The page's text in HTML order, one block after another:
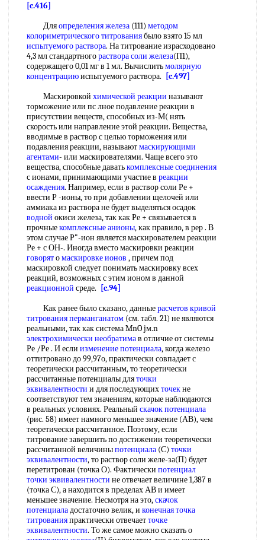
[c.416]
Дляопределения железа (111) методом
колориметрического титрованиябыло взято 15 мл
испытуемого раствора. На титрование израсходовано
4,3 мл стандартногораствора соли железа(П1),
содержащего 0,01 мг в 1 мл. Вычислитьмолярную
концентрациюиспытуемого раствора.
[c.497]
Маскировкой химической реакции называют
торможение или пс лное подавление реакции в
присутствии веществ, способных из-М( нять
скорость или направление этой реакции. Вещества,
вводимые в раствор с целью торможения или
подавления реакции, называютмаскирующими
агентами- или маскирователями. Чаще всего это
вещества, способные даватькомплексные соединения
с ионами, принимающими участие в реакции
осаждения. Например, если в раствор соли Ре +
ввести Р -ионы, то при добавлении щелочей или
аммиака из раствора не будет выделяться осадок
водной окиси железа, так как Ре + связывается в
прочныекомплексные анионы, как правило, в рер . В
этом случае Р"-ион является маскирователем реакции
Ре + с ОН-. Иногда вместо маскировки реакции
говорятомаскировке ионов , причем под
маскировкой следует понимать маскировку всех
реакций, возможных с этим ионом в данной
реакционной среде.
[c.94]
Как ранее было сказано, данныерасчетов кривой
титрования перманганатом (см. табл. 21) не являются
реальными, так как система MnO jм.n
электрохимически необратимав отличие от системы
Ре /Ре . И если изменение потенциала, когда железо
оттитровано до 99,97о, практически совпадает с
теоретически рассчитанным, то теоретически
рассчитанные потенциалы дляточки
эквивалентности и для последующихточекне
соответствуют тем значениям, которые наблюдаются
в реальных условиях. Реальный скачок потенциала
(рис. 58) имеет намного меньшее значение (АВ), чем
теоретически рассчитанное. Поэтому, если
титрование завершить по достижении теоретически
рассчитанной величиныпотенциала (С) точки
эквивалентности, то раствор соли желе-за(П) будет
перетитрован (точка О). Фактически потенциал
точки эквивалентности не отвечает величине 1,387 в
(точка С), а находится в пределах АВ и имеет
меньшее значение. Несмотря на это,скачок
потенциаладостаточно велик, и конечная точка
титрованияпрактически отвечаетточке
эквивалентности. То же самое можно сказать о